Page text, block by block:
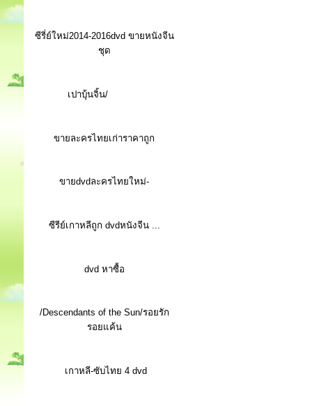
ซีรี่ย์ใหม่2014-2016dvd ขายหนังจีน
ชุด
เปาบุ้นจิ้น/
ขายละครไทยเก่าราคาถูก
ขายdvdละครไทยใหม่-
ซีรีย์เกาหลีถูก dvdหนังจีน ...
dvd หาซื้อ
/Descendants of the Sun/รอยรัก
รอยแค้น
เกาหลี-ซับไทย 4 dvd